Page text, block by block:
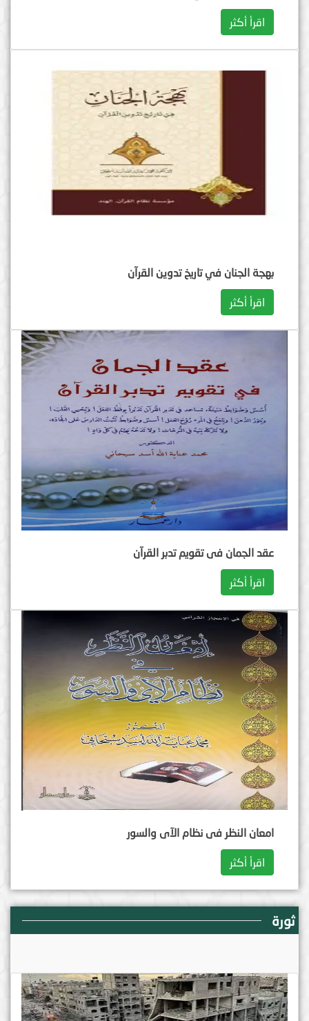
اقرأ أكثر
بهجة الجنان في تاريخ تدوين القرآن
اقرأ أكثر
عقد الجمان فی تقویم تدبر القرآن
اقرأ أكثر
امعان النظر فی نظام الآی والسور
اقرأ أكثر
ثورة